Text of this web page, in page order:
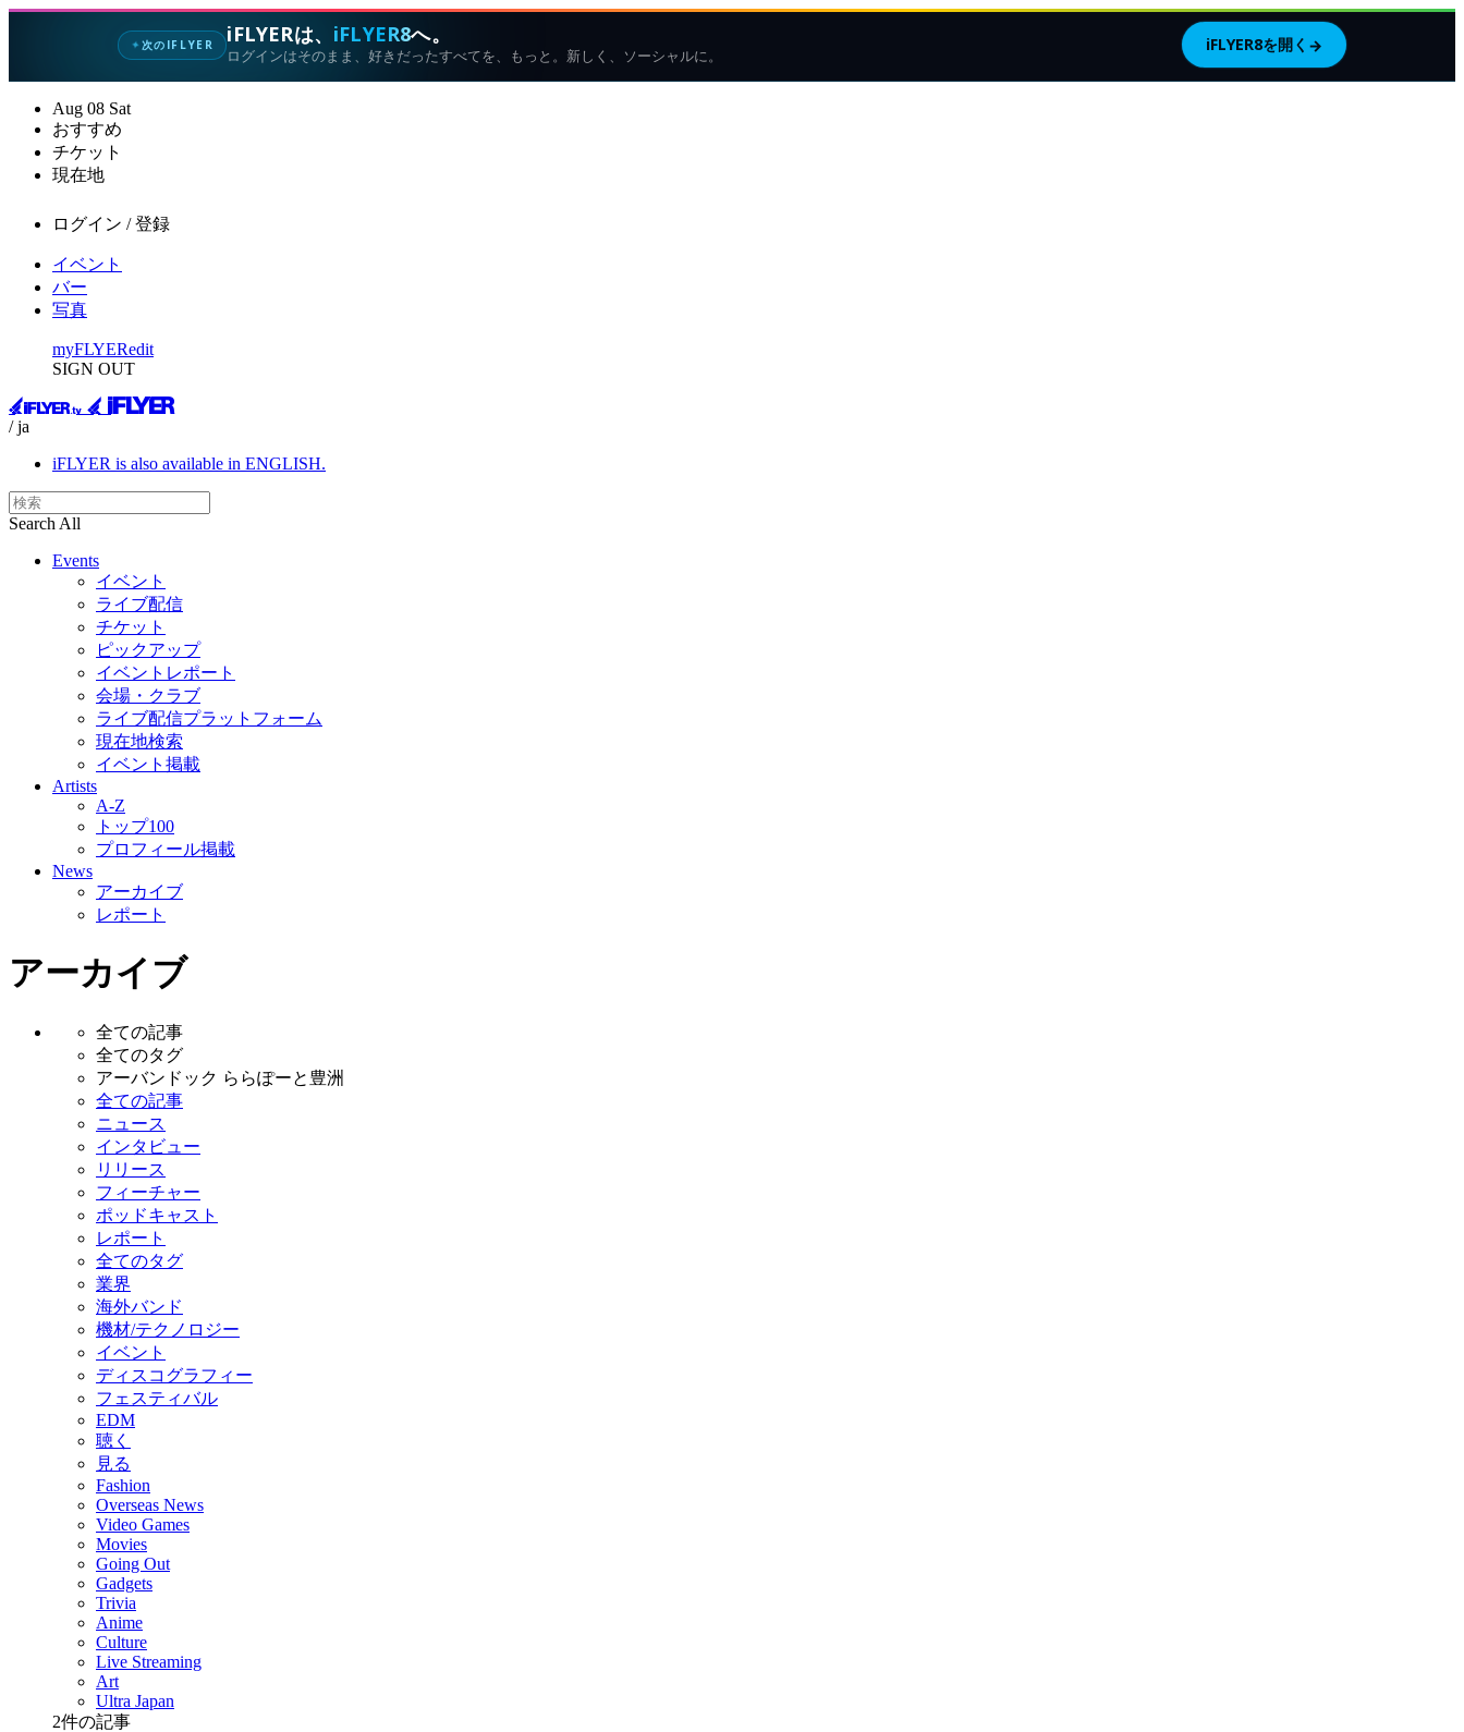
✦次のIFLYER iFLYERは、 iFLYER8へ。
ログインはそのまま、好きだったすべてを、もっと。新しく、ソーシャルに。
iFLYER8を開く →
Aug 08 Sat
おすすめ
チケット
現在地
ログイン / 登録
イベント
バー
写真
myFLYERedit
SIGN OUT
/ ja
iFLYER is also available in ENGLISH.
Search All
Events
イベント
ライブ配信
チケット
ピックアップ
イベントレポート
会場・クラブ
ライブ配信プラットフォーム
現在地検索
イベント掲載
Artists
A-Z
トップ100
プロフィール掲載
News
アーカイブ
レポート
アーカイブ
全ての記事
全てのタグ
アーバンドック ららぽーと豊洲
全ての記事
ニュース
インタビュー
リリース
フィーチャー
ポッドキャスト
レポート
全てのタグ
業界
海外バンド
機材/テクノロジー
イベント
ディスコグラフィー
フェスティバル
EDM
聴く
見る
Fashion
Overseas News
Video Games
Movies
Going Out
Gadgets
Trivia
Anime
Culture
Live Streaming
Art
Ultra Japan
2件の記事